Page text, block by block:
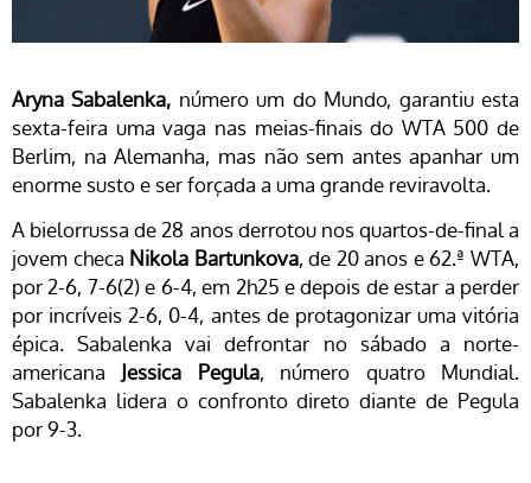
Aryna Sabalenka, número um do Mundo, garantiu esta
sexta-feira uma vaga nas meias-finais do WTA 500 de
Berlim, na Alemanha, mas não sem antes apanhar um
enorme susto e ser forçada a uma grande reviravolta.
A bielorrussa de 28 anos derrotou nos quartos-de-final a
jovem checa Nikola Bartunkova, de 20 anos e 62.ª WTA,
por 2-6, 7-6(2) e 6-4, em 2h25 e depois de estar a perder
por incríveis 2-6, 0-4, antes de protagonizar uma vitória
épica. Sabalenka vai defrontar no sábado a norte-
americanaJessica Pegula, número quatro Mundial.
Sabalenka lidera o confronto direto diante de Pegula
por 9-3.